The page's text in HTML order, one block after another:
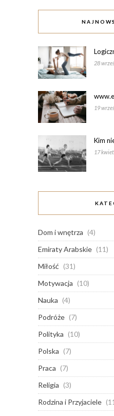
28
19
Kim
17
Dom i wnętrza (4)
Emiraty Arabskie (11)
Miłość (31)
Motywacja (10)
Nauka (4)
Podróże (7)
Polityka (10)
Polska (7)
Praca (7)
Religia (3)
Rodzina i Przyjaciele